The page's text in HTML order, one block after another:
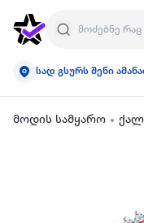
სად გსურს შენი
მოდის სამყარო